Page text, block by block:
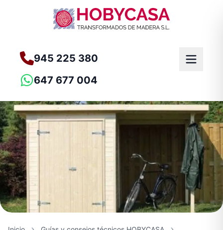
945 225 380
647 677 004